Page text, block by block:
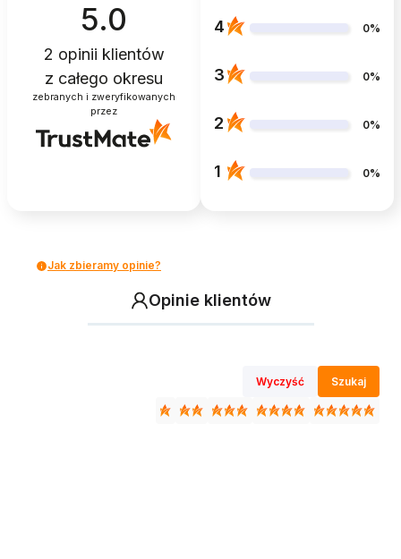
5.0
2 opinii klientów
z całego okresu
zebranych i zweryfikowanych
przez
4 0%
3 0%
2 0%
1 0%
Jak zbieramy opinie?
Opinie klientów
Wyczyść Szukaj